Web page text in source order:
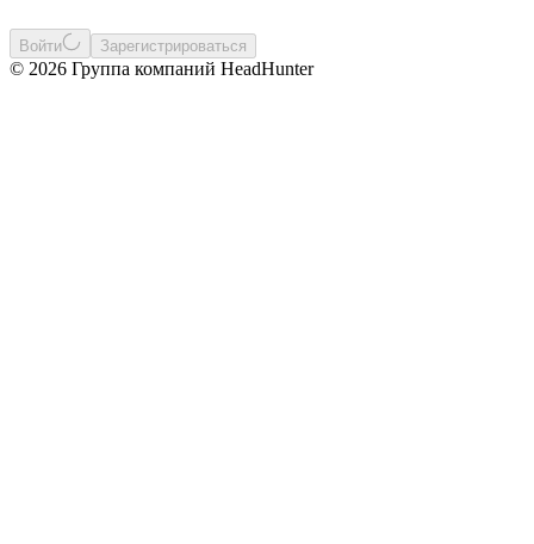
Войти Зарегистрироваться
© 2026 Группа компаний HeadHunter